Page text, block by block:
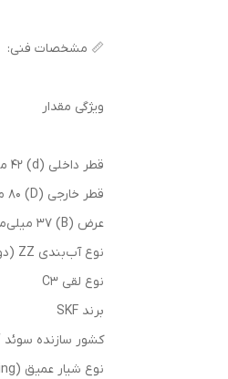
📏 مشخصات فنی:
ویژگی مقدار
قطر داخلی (d) 42 میلی‌متر
قطر خارجی (D) 80 میلی‌متر
عرض (B) 37 میلی‌متر
نوع آب‌بندی ZZ (دو طرف فلزی) یا باز بسته به سفارش
نوع لقی C3
برند SKF
کشور سازنده
نوع شیار عمیق (Deep Groove Ball Bearing)